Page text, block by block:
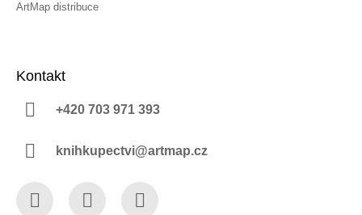
ArtMap distribuce
Kontakt
+420 703 971 393
knihkupectvi@artmap.cz